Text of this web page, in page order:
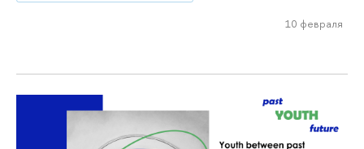
10 февраля